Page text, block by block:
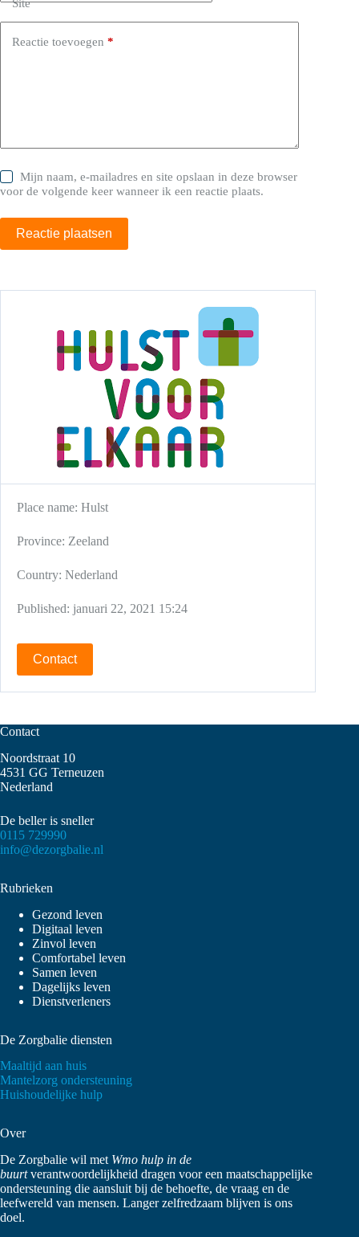
Site
Reactie toevoegen *
Mijn naam, e-mailadres en site opslaan in deze browser
voor de volgende keer wanneer ik een reactie plaats.
Reactie plaatsen
Place name: Hulst
Province: Zeeland
Country: Nederland
Published: januari 22, 2021 15:24
Contact
Contact
Noordstraat 10
4531 GG Terneuzen
Nederland
De beller is sneller
0115 729990
info@dezorgbalie.nl
Rubrieken
Gezond leven
Digitaal leven
Zinvol leven
Comfortabel leven
Samen leven
Dagelijks leven
Dienstverleners
De Zorgbalie diensten
Maaltijd aan huis
Mantelzorg ondersteuning
Huishoudelijke hulp
Over
De Zorgbalie wil met Wmo hulp in de
buurtverantwoordelijkheid dragen voor een maatschappelijke
ondersteuning die aansluit bij de behoefte, de vraag en de
leefwereld van mensen. Langer zelfredzaam blijven is ons
doel.